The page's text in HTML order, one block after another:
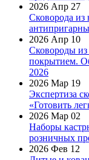
2026 Апр 27
Сковорода
2026 Апр 10
Сковороды
покрытием.
2026
2026 Мар 19
Экспертиза
«Готовить
2026 Мар 02
Наборы
розничных
2026 Фев 12